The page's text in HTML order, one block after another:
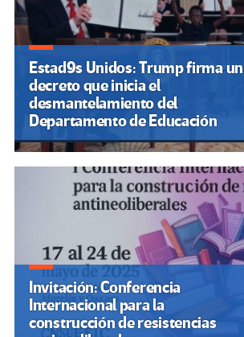
Estad9s Unidos: Trump firma un
decreto que inicia el
desmantelamiento del
Departamento de Educación
Invitación: Conferencia
Internacional para la
construcción de resistencias